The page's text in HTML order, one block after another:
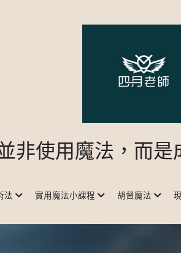
非使用魔法，而是
法 實用魔法小課程 胡督魔法